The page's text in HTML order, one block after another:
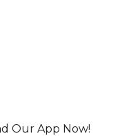
Our App Now!